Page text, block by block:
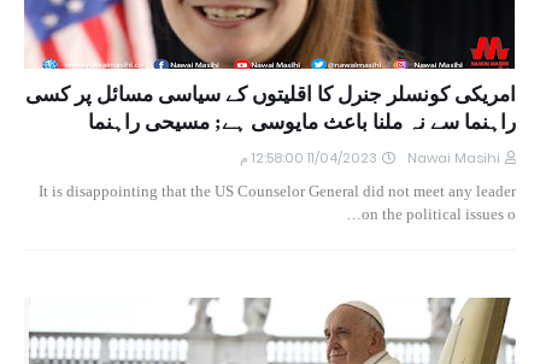
امریکی کونسلر جنرل کا اقلیتوں کے سیاسی مسائل پر کسی
راہنما سے نہ ملنا باعث مایوسی ہے; مسیحی راہنما
Nawai Masihi 11/04/2023 12:58:00 م
It is disappointing that the US Counselor General did not meet any leader
on the political issues o…